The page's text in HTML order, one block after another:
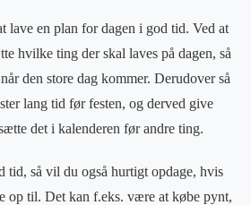
lave en plan for dagen i god tid. Ved at
hvilke ting der skal laves på dagen, så
den store dag kommer. Derudover så
lang tid før festen, og derved give
det i kalenderen før andre ting.
tid, så vil du også hurtigt opdage, hvis
op til. Det kan f.eks. være at købe pynt,